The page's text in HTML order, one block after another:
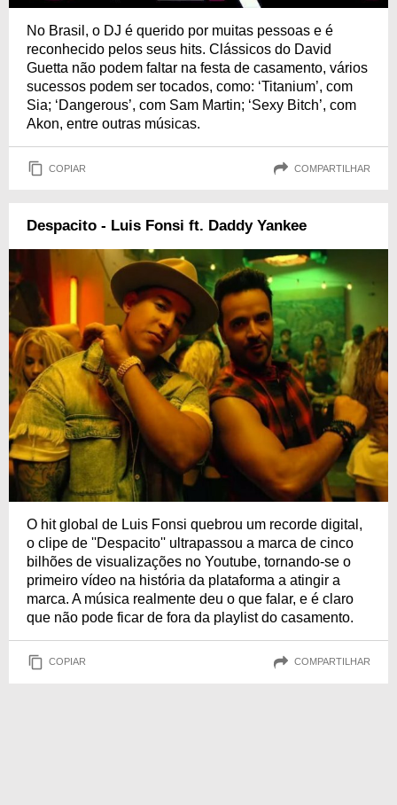
No Brasil, o DJ é querido por muitas pessoas e é
reconhecido pelos seus hits. Clássicos do David
Guetta não podem faltar na festa de casamento, vários
sucessos podem ser tocados, como: ‘Titanium’, com
Sia; ‘Dangerous’, com Sam Martin; ‘Sexy Bitch’, com
Akon, entre outras músicas.
COPIAR COMPARTILHAR
Despacito - Luis Fonsi ft. Daddy Yankee
O hit global de Luis Fonsi quebrou um recorde digital,
o clipe de ''Despacito'' ultrapassou a marca de cinco
bilhões de visualizações no Youtube, tornando-se o
primeiro vídeo na história da plataforma a atingir a
marca. A música realmente deu o que falar, e é claro
que não pode ficar de fora da playlist do casamento.
COPIAR COMPARTILHAR